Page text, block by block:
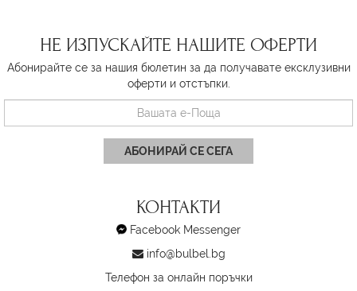
НЕ ИЗПУСКАЙТЕ НАШИТЕ ОФЕРТИ
Абонирайте се за нашия бюлетин за да получавате ексклузивни
оферти и отстъпки.
АБОНИРАЙ СЕ СЕГА
КОНТАКТИ
Facebook Messenger
info@bulbel.bg
Телефон за онлайн поръчки